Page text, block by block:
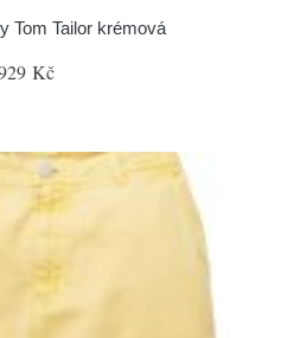
Tom Tailor krémová
Kč